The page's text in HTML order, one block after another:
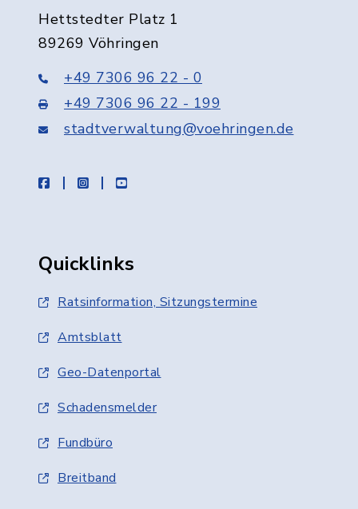
Hettstedter Platz 1
89269 Vöhringen
+49 7306 96 22 - 0
+49 7306 96 22 - 199
stadtverwaltung@voehringen.de
facebookinstagramyoutube
Quicklinks
Ratsinformation, Sitzungstermine
Amtsblatt
Geo-Datenportal
Schadensmelder
Fundbüro
Breitband